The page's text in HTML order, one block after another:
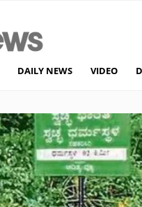
DAILY NEWS VIDEO